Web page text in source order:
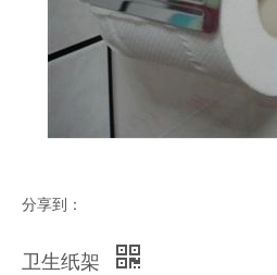
分享到：
卫生纸架